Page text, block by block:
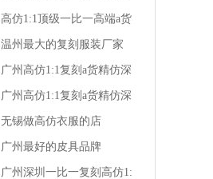
仿a货精仿汉唐男装服饰女
装
高仿1:1顶级一比一高端a货
精仿深圳复刻广州风尚牛仔
大牌男装
温州最大的复刻服装厂家
广州高仿1:1复刻a货精仿深
圳顶级一比一株洲经典保罗
男装店
广州高仿1:1复刻a货精仿深
圳一比一野牦牛潮流男装
无锡做高仿衣服的店
广州最好的皮具品牌
广州深圳一比一复刻高仿1: